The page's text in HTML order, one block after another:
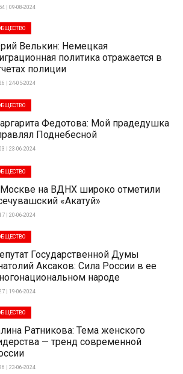
| 09-08-2024
Велькин: Немецкая
политика отражается в
полиции
| 24-05-2024
Федотова: Мой прадедушка
Поднебесной
| 23-06-2024
на ВДНХ широко отметили
«Акатуй»
| 20-06-2024
Государственной Думы
Аксаков: Сила России в ее
народе
| 19-06-2024
Ратникова: Тема женского
— тренд современной
| 23-06-2024